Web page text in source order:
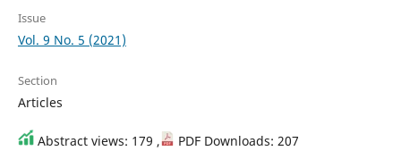
Issue
Vol. 9 No. 5 (2021)
Section
Articles
Abstract views: 179 , PDF Downloads: 207